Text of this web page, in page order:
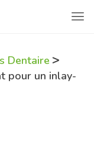
Dentaire >
pour un inlay-